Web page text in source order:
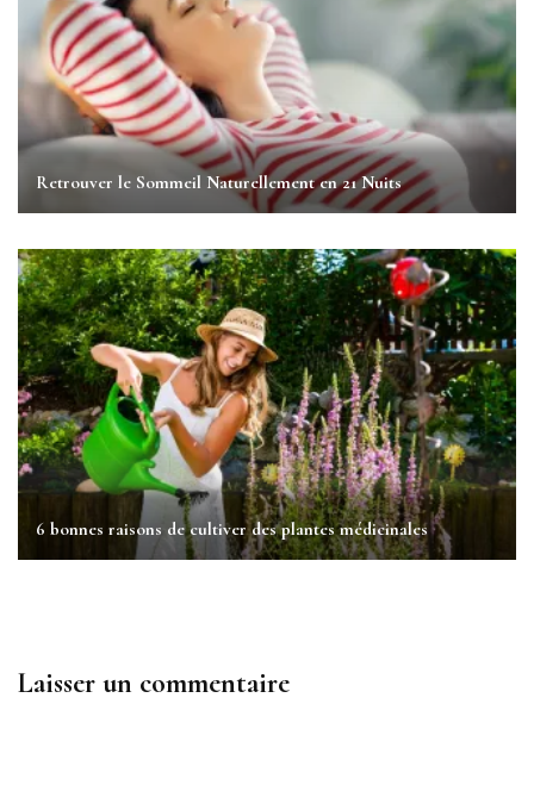
Retrouver le Sommeil Naturellement en 21 Nuits
6 bonnes raisons de cultiver des plantes médicinales
Laisser un commentaire